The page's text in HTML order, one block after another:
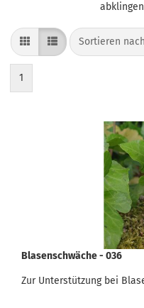
Sortieren nach
Sortieren nach
1
Blasenschwäche - 036
Zur Unterstützung bei